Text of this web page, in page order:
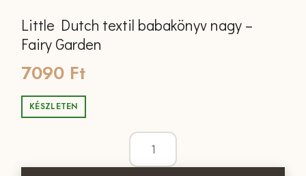
Little Dutch textil babakönyv nagy –
Fairy Garden
7090 Ft
KÉSZLETEN
Little Dutch textil babakönyv nagy -